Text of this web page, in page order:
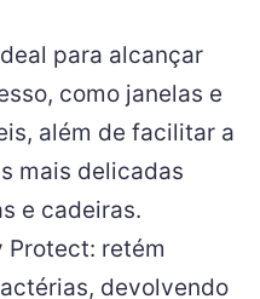
para alcançar
como janelas e
além de facilitar a
mais delicadas
e cadeiras.
Protect: retém
devolvendo